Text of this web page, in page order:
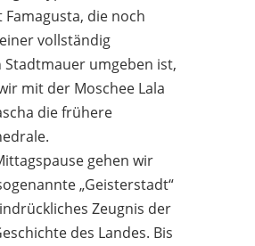
Famagusta, die noch
vollständig
Stadtmauer umgeben ist,
mit der Moschee Lala
die frühere
gehen wir
„Geisterstadt“
Zeugnis der
des Landes. Bis